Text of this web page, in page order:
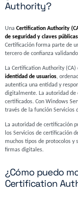
Authority?
Una Certification Authority
de seguridad y claves públicas
Certificación forma parte de
tercero de confianza
La Certification Authority
identidad de usuarios,
autentica una entidad y
digitalmente. La autoridad de
certificados. Con Windows
través de la función Servicios
La autoridad de certificación
los Servicios de certificación
muchos tipos de protocolos y
firmas digitales.
¿Cómo puedo
Certification